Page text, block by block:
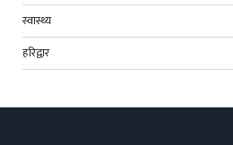
स्वास्थ्य
हरिद्वार